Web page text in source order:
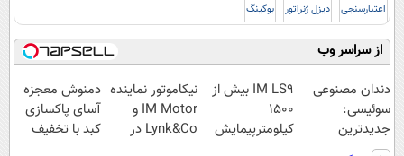
اعتبارسنجی دیزل ژنراتور بوکینگ
از سراسر وب
دندان مصنوعی
سوئیسی:
جدیدترین
فناوری اروپا،
IM LS9 بیش از
1500
کیلومترپیمایش
نیکاموتور نماینده
IM Motor و
Lynk&Co در
دمنوش معجزه
آسای پاکسازی
کبد با تخفیف